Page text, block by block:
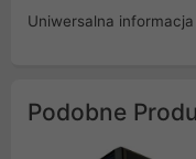
Uniwersalna
Podobne